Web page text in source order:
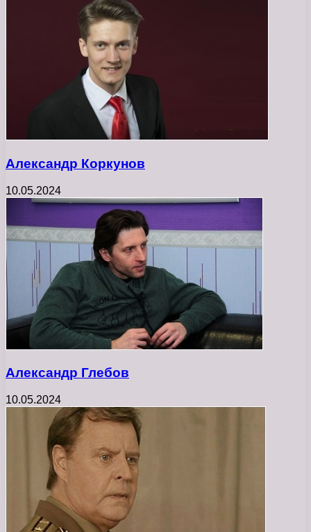
Александр Коркунов
10.05.2024
Александр Глебов
10.05.2024